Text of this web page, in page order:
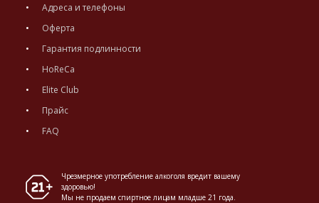
Адреса и телефоны
Оферта
Гарантия подлинности
HoReCa
Elite Club
Прайс
FAQ
Чрезмерное употребление алкоголя вредит вашему
здоровью!
Мы не продаем спиртное лицам младше 21 года.